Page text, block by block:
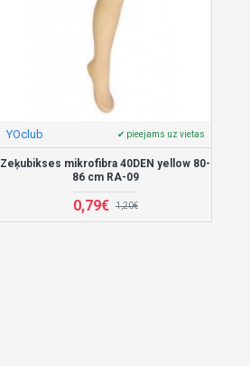
YOclub ✔ pieejams uz vietas
Zeķubikses mikrofibra 40DEN yellow 80-
86 cm RA-09
0,79€ 1,20€